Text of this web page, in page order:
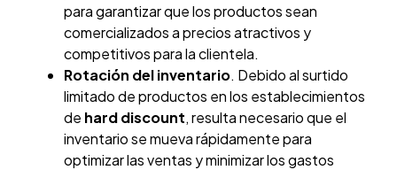
para garantizar que los productos sean
comercializados a precios atractivos y
competitivos para la clientela.
Rotación del inventario. Debido al surtido
limitado de productos en los establecimientos
de hard discount, resulta necesario que el
inventario se mueva rápidamente para
optimizar las ventas y minimizar los gastos